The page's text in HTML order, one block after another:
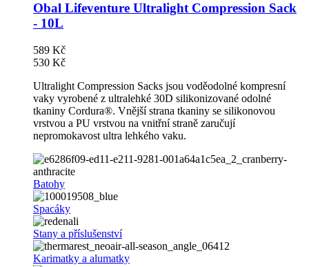
Obal Lifeventure Ultralight Compression Sack
- 10L
589 Kč
530 Kč
Ultralight Compression Sacks jsou voděodolné kompresní
vaky vyrobené z ultralehké 30D silikonizované odolné
tkaniny Cordura®. Vnější strana tkaniny se silikonovou
vrstvou a PU vrstvou na vnitřní straně zaručují
nepromokavost ultra lehkého vaku.
Batohy
Spacáky
Stany a příslušenství
Karimatky a alumatky